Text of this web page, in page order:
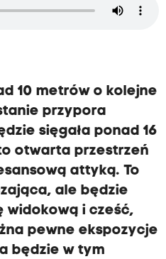
10 metrów o kolejne
przypora
sięgała ponad 16
otwarta przestrzeń
attyką. To
ale będzie
widokową i cześć,
pewne ekspozycje
będzie w tym